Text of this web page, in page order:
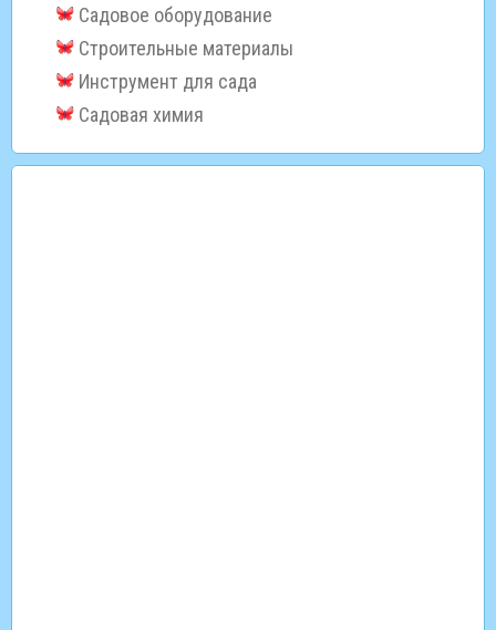
Садовое оборудование
Строительные материалы
Инструмент для сада
Садовая химия